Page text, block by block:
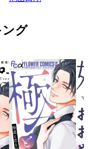
ング